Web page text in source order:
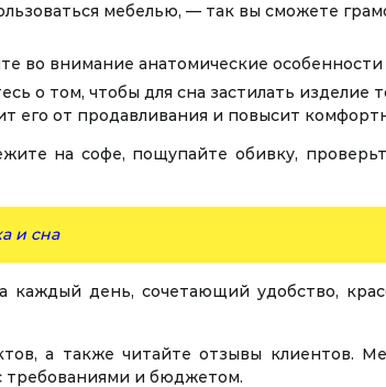
мебелью, — так вы сможете
во внимание анатомические особенности
о том, чтобы для сна застилать изделие
его от продавливания и повысит
на софе, пощупайте обивку,
и сна
каждый день, сочетающий удобство,
а также читайте отзывы клиентов.
требованиями и бюджетом.